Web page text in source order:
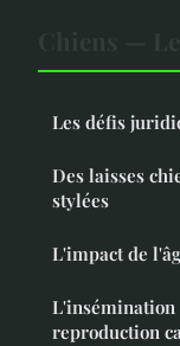
Les défis
Des laisses
stylées
L'impact de
reproduction